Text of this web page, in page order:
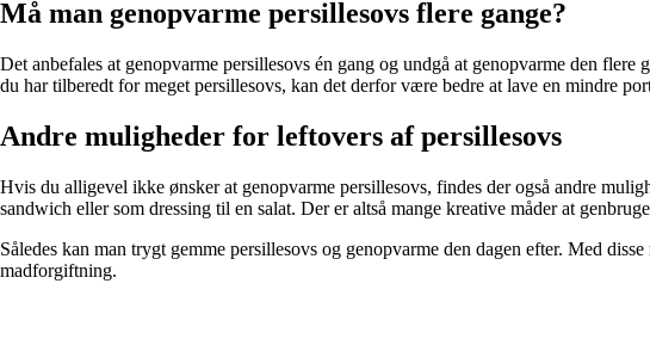
Må man genopvarme persillesovs flere gange?
Det anbefales at genopvarme persillesovs én gang og undgå at genopvarme den
du har tilberedt for meget persillesovs, kan det derfor være bedre at lave en mindre
Andre muligheder for leftovers af persillesovs
Hvis du alligevel ikke ønsker at genopvarme persillesovs, findes der også andre
sandwich eller som dressing til en salat. Der er altså mange kreative måder at
Således kan man trygt gemme persillesovs og genopvarme den dagen efter. Med
madforgiftning.